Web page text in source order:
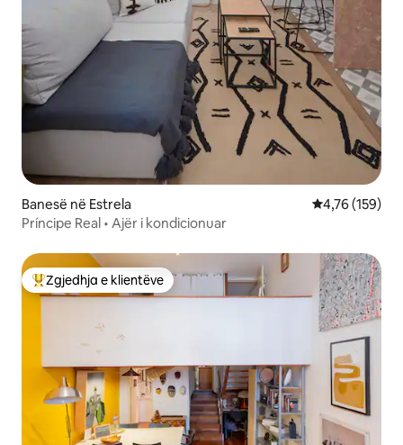
Banesë në Estrela Vlerësimi
4,76 (159)
Príncipe Real • Ajër i kondicionuar
Më të mirat e zgjedhjeve të klientëve
Zgjedhja e klientëve